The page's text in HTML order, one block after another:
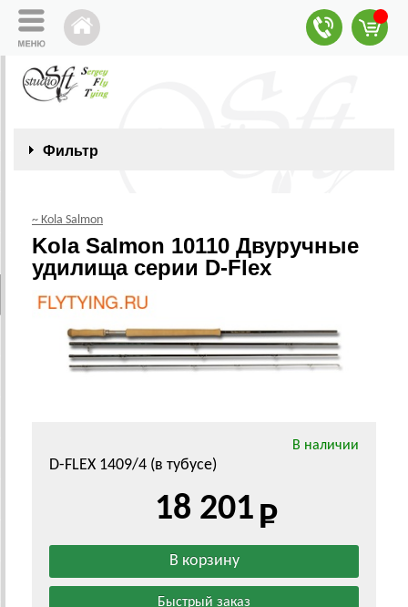
Фильтр
~ Kola Salmon
Kola Salmon 10110 Двуручные
удилища серии D-Flex
В наличии
D-FLEX 1409/4 (в тубусе)
18 201